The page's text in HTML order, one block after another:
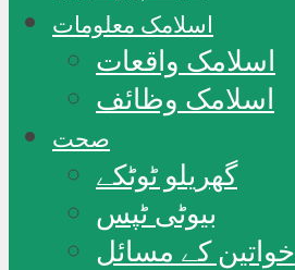
اسلامک معلومات
اسلامک واقعات
اسلامک وظائف
صحت
گھریلو ٹوٹکے
بیوٹی ٹپس
خواتین کے مسائل